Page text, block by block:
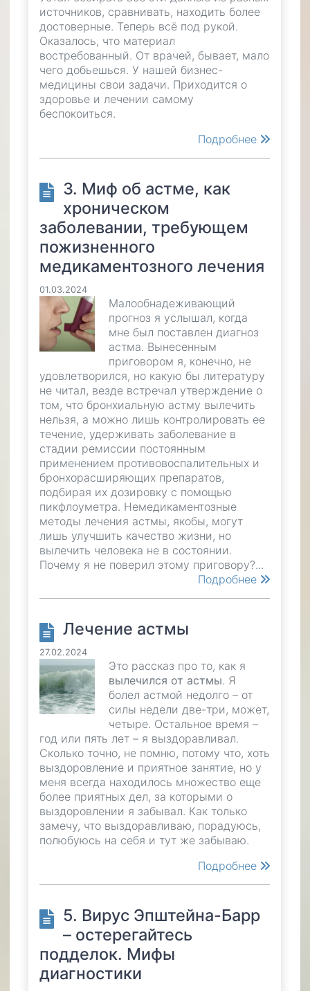
источников, сравнивать, находить более
достоверные. Теперь всё под рукой.
Оказалось, что материал
востребованный. От врачей, бывает, мало
чего добьешься. У нашей бизнес-
медицины свои задачи. Приходится о
здоровье и лечении самому
беспокоиться.
Подробнее
3. Миф об астме, как
хроническом
заболевании, требующем
пожизненного
медикаментозного лечения
01.03.2024
Малообнадеживающий
прогноз я услышал, когда
мне был поставлен диагноз
астма. Вынесенным
приговором я, конечно, не
удовлетворился, но какую бы литературу
не читал, везде встречал утверждение о
том, что бронхиальную астму вылечить
нельзя, а можно лишь контролировать ее
течение, удерживать заболевание в
стадии ремиссии постоянным
применением противовоспалительных и
бронхорасширяющих препаратов,
подбирая их дозировку с помощью
пикфлоуметра. Немедикаментозные
методы лечения астмы, якобы, могут
лишь улучшить качество жизни, но
вылечить человека не в состоянии.
Почему я не поверил этому приговору?...
Подробнее
Лечение астмы
27.02.2024
Это рассказ про то, как я
вылечился от астмы. Я
болел астмой недолго – от
силы недели две-три, может,
четыре. Остальное время –
год или пять лет – я выздоравливал.
Сколько точно, не помню, потому что, хоть
выздоровление и приятное занятие, но у
меня всегда находилось множество еще
более приятных дел, за которыми о
выздоровлении я забывал. Как только
замечу, что выздоравливаю, порадуюсь,
полюбуюсь на себя и тут же забываю.
Подробнее
5. Вирус Эпштейна-Барр
– остерегайтесь
подделок. Мифы
диагностики